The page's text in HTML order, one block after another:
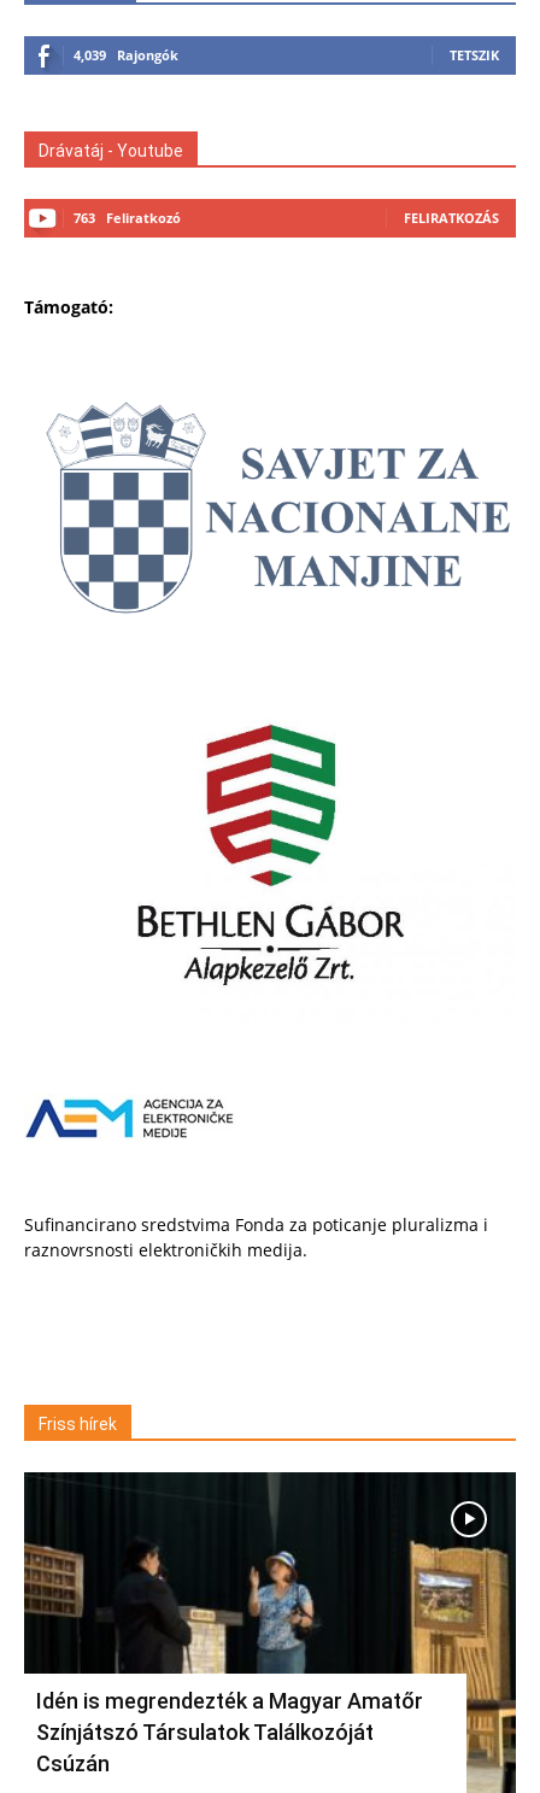
4,039 Rajongók TETSZIK
Drávatáj - Youtube
763 Feliratkozó FELIRATKOZÁS
Támogató:
Sufinancirano sredstvima Fonda za poticanje pluralizma i
raznovrsnosti elektroničkih medija.
Friss hírek
Idén is megrendezték a Magyar Amatőr
Színjátszó Társulatok Találkozóját
Csúzán